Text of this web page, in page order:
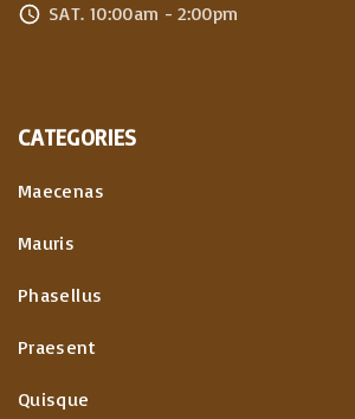
SAT. 10:00am - 2:00pm
CATEGORIES
Maecenas
Mauris
Phasellus
Praesent
Quisque